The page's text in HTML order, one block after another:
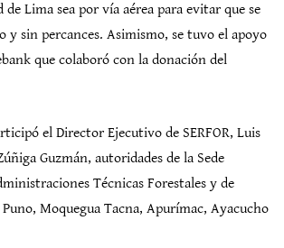
de Lima sea por vía aérea para evitar que se
y sin percances. Asimismo, se tuvo el apoyo
que colaboró con la donación del
el Director Ejecutivo de SERFOR, Luis
Guzmán, autoridades de la Sede
Técnicas Forestales y de
Moquegua Tacna, Apurímac, Ayacucho